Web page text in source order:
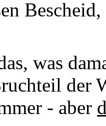
was
der
- aber